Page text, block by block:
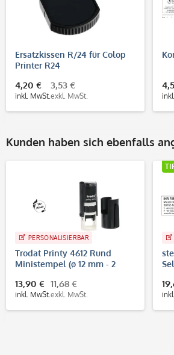
Ersatzkissen R/24 für Colop
Printer R24
4,20 €
inkl. MwSt.
3,53 €
exkl. MwSt.
Kunden haben sich ebenfalls
PERSONALISIERBAR
Trodat Printy 4612 Rund
Ministempel (ø 12 mm - 2
13,90 €
inkl. MwSt.
11,68 €
exkl. MwSt.